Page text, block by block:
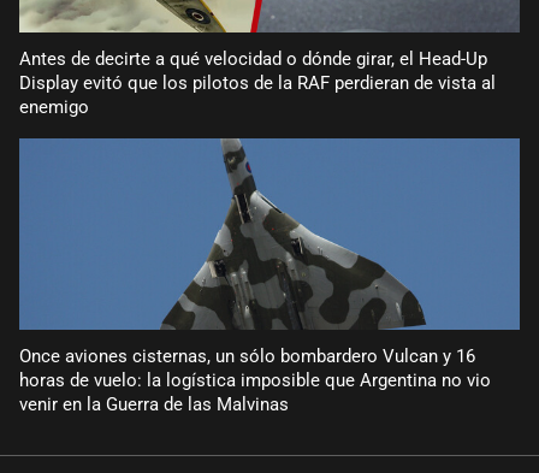
Antes de decirte a qué velocidad o dónde girar, el Head-Up
Display evitó que los pilotos de la RAF perdieran de vista al
enemigo
Once aviones cisternas, un sólo bombardero Vulcan y 16
horas de vuelo: la logística imposible que Argentina no vio
venir en la Guerra de las Malvinas